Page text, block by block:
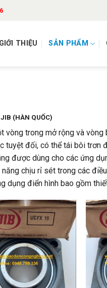
GIỚI THIỆU SẢN PHẨM
(HÀN QUỐC)
vòng trong mở rộng và vòng
tuyệt đối, có thể tái bôi trơn
được dùng cho các ứng
chịu rỉ sét trong các
dụng điển hình bao gồm